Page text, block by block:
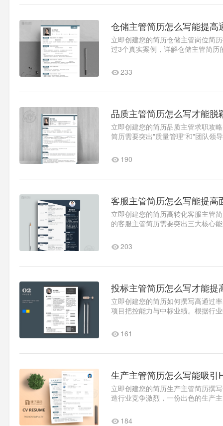
仓储主管简历怎么写能提高
立即创建您的简历仓储主管岗位简
过3个真实案例，详解仓储主管简
233
品质主管简历怎么写才能脱
立即创建您的简历品质主管求职攻
简历需要突出"质量管理"和"团队领
190
客服主管简历怎么写能提高
立即创建您的简历高转化客服主管
的客服主管简历需要突出三大核心
203
投标主管简历怎么写才能
立即创建您的简历如何撰写高通过
项目把控能力与中标业绩。根据行
161
生产主管简历怎么写能吸引
立即创建您的简历生产主管简历撰
造行业竞争激烈，一份出色的生产
184